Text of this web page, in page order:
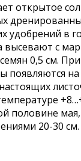
открытое
удобрений в
высевают с
0,5 см. При
появляются
половине мая,
20-30 см.